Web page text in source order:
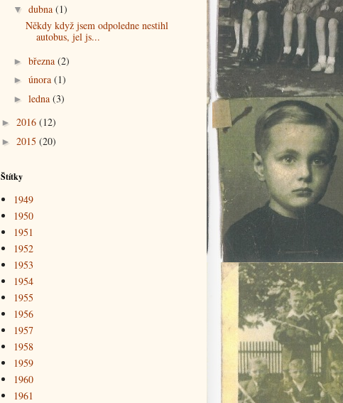
▼ dubna (1)
Někdy když jsem odpoledne nestihl
autobus, jel js...
► března (2)
► února (1)
► ledna (3)
► 2016 (12)
► 2015 (20)
Štítky
1949
1950
1951
1952
1953
1954
1955
1956
1957
1958
1959
1960
1961